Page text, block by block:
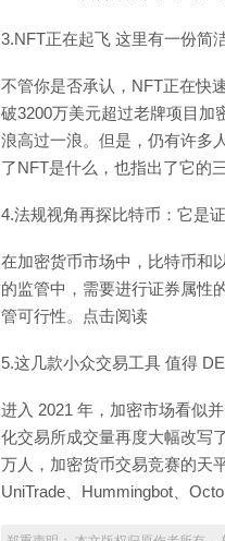
3.NFT正在起飞 这里有一份简
不管你是否承认，NFT正在快
破3200万美元超过老牌项目加
浪高过一浪。但是，仍有许多
了NFT是什么，也指出了它的
4.法规视角再探比特币：它是
在加密货币市场中，比特币和
的监管中，需要进行证券属性
管可行性。点击阅读
5.这几款小众交易工具 值得
进入 2021 年，加密市场看似
化交易所成交量再度大幅改写
万人，加密货币交易竞赛的天
UniTrade、Hummingbot、